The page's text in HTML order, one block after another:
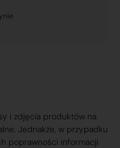
i zdjęcia produktów na
Jednakże, w przypadku
poprawności informacji